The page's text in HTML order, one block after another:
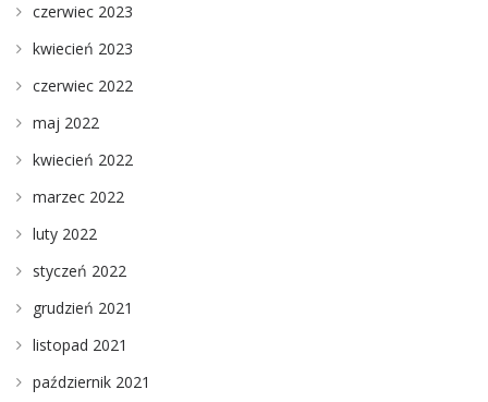
czerwiec 2023
kwiecień 2023
czerwiec 2022
maj 2022
kwiecień 2022
marzec 2022
luty 2022
styczeń 2022
grudzień 2021
listopad 2021
październik 2021